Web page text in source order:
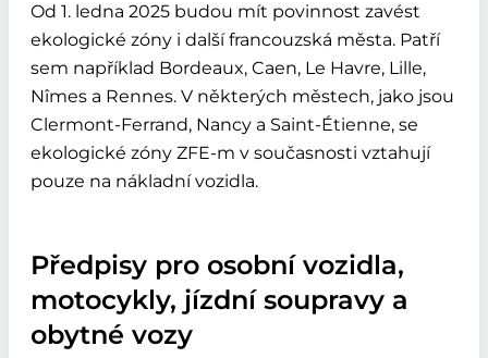
Od 1. ledna 2025 budou mít povinnost zavést
ekologické zóny i další francouzská města. Patří
sem například Bordeaux, Caen, Le Havre, Lille,
Nîmes a Rennes. V některých městech, jako jsou
Clermont-Ferrand, Nancy a Saint-Étienne, se
ekologické zóny ZFE-m v současnosti vztahují
pouze na nákladní vozidla.
Předpisy pro osobní vozidla,
motocykly, jízdní soupravy a
obytné vozy